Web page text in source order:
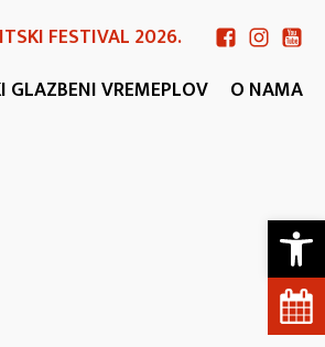
FESTIVAL 2026.
GLAZBENI VREMEPLOV O NAMA